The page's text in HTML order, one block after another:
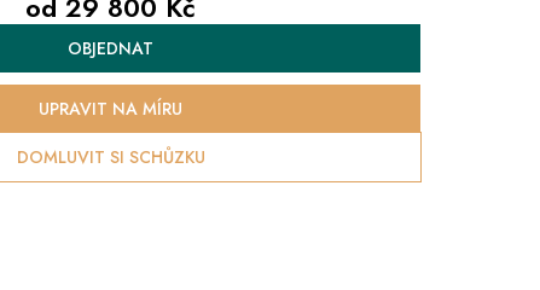
Měrná
cena:
OBJEDNAT
DOMLUVIT SI SCHŮZKU
UPRAVIT NA MÍRU